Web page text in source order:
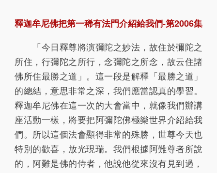
61 62 63 64 65
67 68 69 70
71 72 73 74 75
76 77 78 79 80
83
86 87 88 89 90
91 92 93 94 95
釋迦牟尼佛把第一稀有法門介紹給我們-第2006集
「今日釋尊將演彌陀之妙法，故住於彌陀之
所住，行彌陀之所行，念彌陀之所念，故云住諸
佛所住最勝之道」。這一段是解釋「最勝之道」
的總結，意思非常之深，我們應當認真的學習。
釋迦牟尼佛在這一次的大會當中，就像我們辦講
座活動一樣，將要把阿彌陀佛極樂世界介紹給我
們。所以這個法會顯得非常的殊勝，世尊今天也
特別的歡喜，放光現瑞。我們根據阿難尊者所說
的，阿難是佛的侍者，他說他從來沒有見到過，